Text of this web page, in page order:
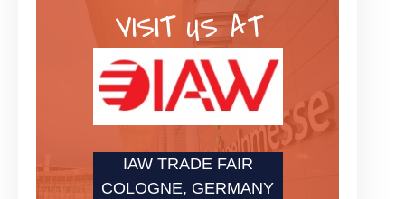
VISIT US AT
IAW TRADE FAIR
COLOGNE, GERMANY